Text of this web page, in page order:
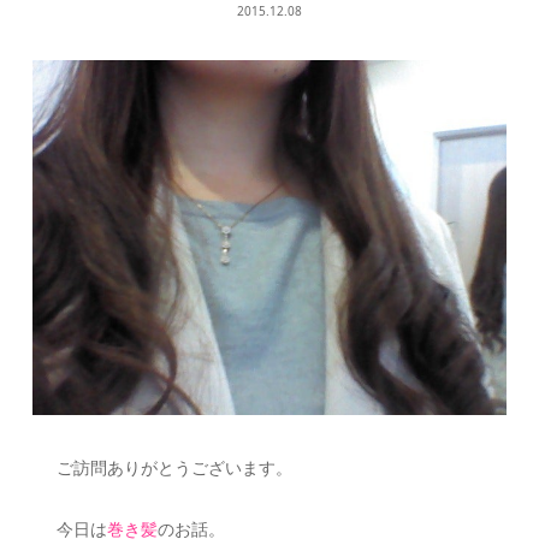
2015.12.08
ご訪問ありがとうございます。
今日は巻き髪のお話。